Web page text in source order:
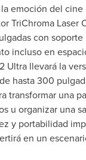
emoción del cine
TriChroma Laser
con
incluso en
Ultra llevará la
hasta 300
transformar una
u organizar una
y portabilidad
en un